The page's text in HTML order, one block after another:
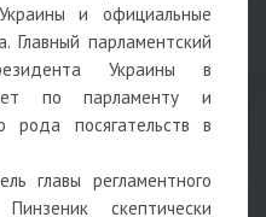
и официальные
Главный парламентский
Украины в
по парламенту и
рода посягательств в
главы регламентного
скептически